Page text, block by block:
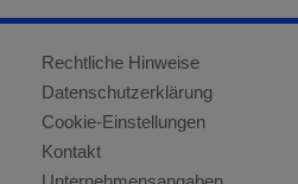
Rechtliche Hinweise
Datenschutzerklärung
Cookie-Einstellungen
Kontakt